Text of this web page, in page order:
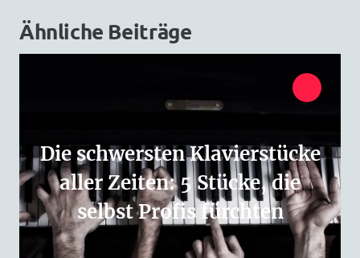
Ähnliche Beiträge
Die schwersten Klavierstücke
aller Zeiten: 5 Stücke, die
selbst Profis fürchten